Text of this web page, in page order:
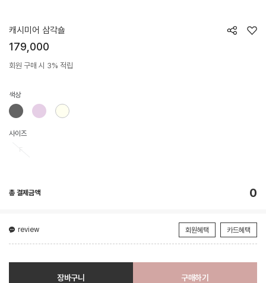
캐시미어 삼각숄
179,000
회원 구매 시 3% 적립
색상
사이즈
총 결제금액 0
review 회원혜택 카드혜택
장바구니 구매하기